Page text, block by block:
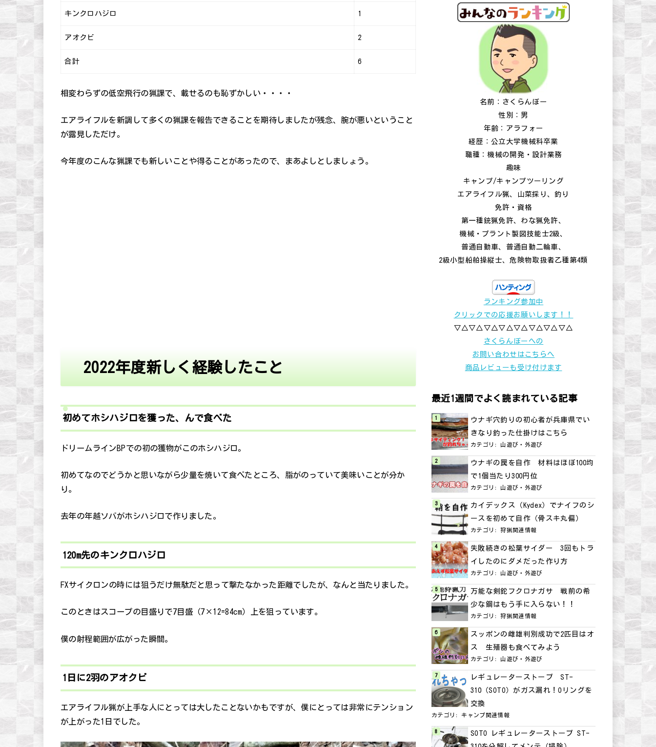
キンクロハジロ 1
アオクビ 2
合計 6
相変わらずの低空飛行の猟課で、載せるのも恥ずかしい・・・・
エアライフルを新調して多くの猟課を報告できることを期待しましたが残念、腕が悪いということ
が露見しただけ。
今年度のこんな猟課でも新しいことや得ることがあったので、まあよしとしましょう。
2022年度新しく経験したこと
初めてホシハジロを獲った、んで食べた
ドリームラインBPでの初の獲物がこのホシハジロ。
初めてなのでどうかと思いながら少量を焼いて食べたところ、脂がのっていて美味いことが分か
り。
去年の年越ソバがホシハジロで作りました。
120m先のキンクロハジロ
FXサイクロンの時には狙うだけ無駄だと思って撃たなかった距離でしたが、なんと当たりました。
このときはスコープの目盛りで7目盛（7×12=84cm）上を狙っています。
僕の射程範囲が広がった瞬間。
1日に2羽のアオクビ
エアライフル猟が上手な人にとっては大したことないかもですが、僕にとっては非常にテンション
が上がった1日でした。
名前：さくらんぼー
性別：男
年齢：アラフォー
経歴：公立大学機械科卒業
職種：機械の開発・設計業務
趣味
キャンプ/キャンプツーリング
エアライフル猟、山菜採り、釣り
免許・資格
第一種銃猟免許、わな猟免許、
機械・プラント製図技能士2級、
普通自動車、普通自動二輪車、
2級小型船舶操縦士、危険物取扱者乙種第4類
ランキング参加中
クリックでの応援お願いします！！
▽△▽△▽△▽△▽△▽△▽△▽△
さくらんぼーへの
お問い合わせはこちらへ
商品レビューも受け付けます
最近1週間でよく読まれている記事
ウナギ穴釣りの初心者が兵庫県でい
きなり釣った仕掛けはこちら
カテゴリ: 山遊び・外遊び
ウナギの罠を自作 材料はほぼ100均
で1個当たり300円位
カテゴリ: 山遊び・外遊び
カイデックス（Kydex）でナイフのシ
ースを初めて自作（骨スキ丸偏）
カテゴリ:狩猟関連情報
失敗続きの松葉サイダー 3回もトラ
イしたのにダメだった作り方
カテゴリ: 山遊び・外遊び
万能な剣鉈フクロナガサ 戦前の希
少な鋼はもう手に入らない！！
カテゴリ:狩猟関連情報
スッポンの雌雄判別成功で2匹目はオ
ス 生殖器も食べてみよう
カテゴリ: 山遊び・外遊び
レギュレーターストーブ ST-
310（SOTO）がガス漏れ！Oリングを
交換
カテゴリ:キャンプ関連情報
SOTO レギュレーターストーブ ST-